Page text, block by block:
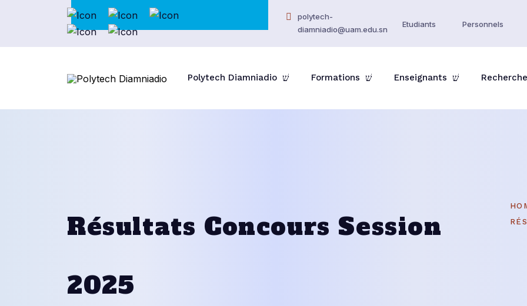
polytech-
diamniadio@uam.edu.sn
Etudiants Personnels
Polytech Diamniadio Formations Enseignants
Résultats Concours Session
2025